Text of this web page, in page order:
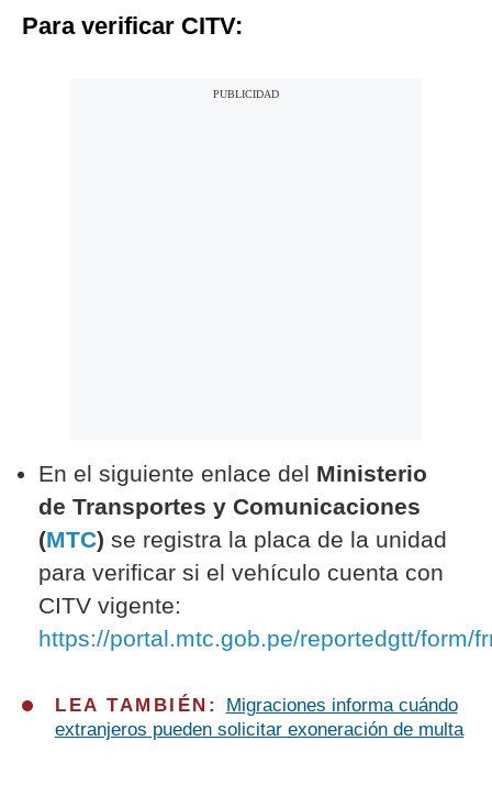
Para verificar CITV:
En el siguiente enlace del Ministerio
de Transportes y Comunicaciones
(MTC) se registra la placa de la unidad
para verificar si el vehículo cuenta con
CITV vigente:
https://portal.mtc.gob.pe/reportedgtt/form/
LEA TAMBIÉN:
Migraciones informa cuándo
extranjeros pueden solicitar exoneración de multa